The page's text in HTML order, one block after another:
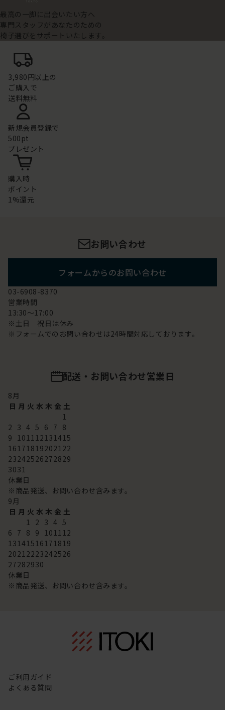
最高の一脚に出会いたい方へ
専門スタッフがあなたのための
椅子選びをサポートいたします。
3,980円以上の
ご購入で
送料無料
新規会員登録で
500pt
プレゼント
購入時
ポイント
1%還元
お問い合わせ
フォームからのお問い合わせ
03-6908-8370
営業時間
13:30～17:00
※土日 祝日は休み
※フォームでのお問い合わせは24時間対応しております。
配送・お問い合わせ営業日
8月
日 月 火 水 木 金 土
1
2 3 4 5 6 7 8
9 101112131415
16171819202122
23242526272829
3031
休業日
※商品発送、お問い合わせ含みます。
9月
日 月 火 水 木 金 土
1 2 3 4 5
6 7 8 9 101112
13141516171819
20212223242526
27282930
休業日
※商品発送、お問い合わせ含みます。
ご利用ガイド
よくある質問